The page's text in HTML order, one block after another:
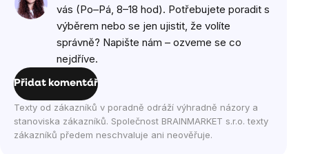
vás (Po–Pá, 8–18 hod). Potřebujete poradit s
výběrem nebo se jen ujistit, že volíte
správně? Napište nám – ozveme se co
nejdříve.
Přidat komentář
Texty od zákazníků v poradně odráží výhradně názory a
stanoviska zákazníků. Společnost BRAINMARKET s.r.o. texty
zákazníků předem neschvaluje ani neověřuje.